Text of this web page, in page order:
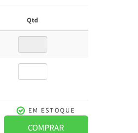
Qtd
EM ESTOQUE
COMPRAR